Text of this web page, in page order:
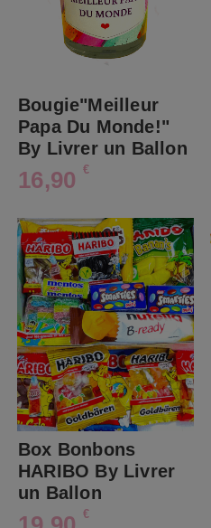
Bougie"Meilleur
Papa Du Monde!"
By Livrer un Ballon
16,90 €
Box Bonbons
HARIBO By Livrer
un Ballon
€